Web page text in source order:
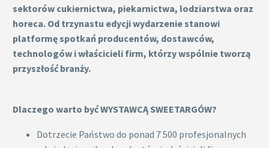
sektorów cukiernictwa, piekarnictwa, lodziarstwa oraz
horeca. Od trzynastu edycji wydarzenie stanowi
platformę spotkań producentów, dostawców,
technologów i właścicieli firm, którzy wspólnie tworzą
przyszłość branży.
Dlaczego warto być WYSTAWCĄ SWEETARGÓW?
Dotrzecie Państwo do ponad 7 500 profesjonalnych